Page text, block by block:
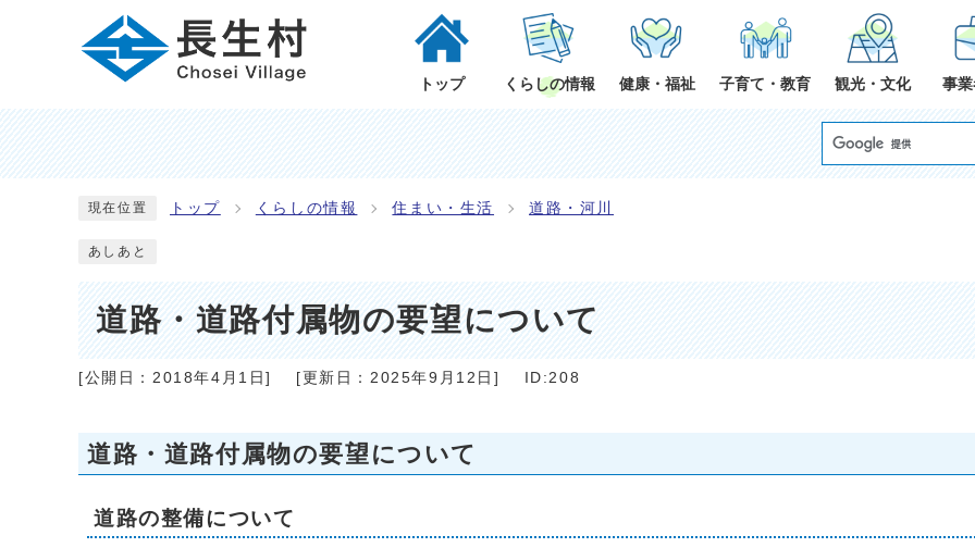
トップ くらしの情報 健康・福祉 子育て・教育 観光・文化 事
現在位置 トップ くらしの情報 住まい・生活 道路・河川
あしあと
道路・道路付属物の要望について
[公開日： 2018年4月1日] [更新日：2025年9月12日] ID:208
道路・道路付属物の要望について
道路の整備について